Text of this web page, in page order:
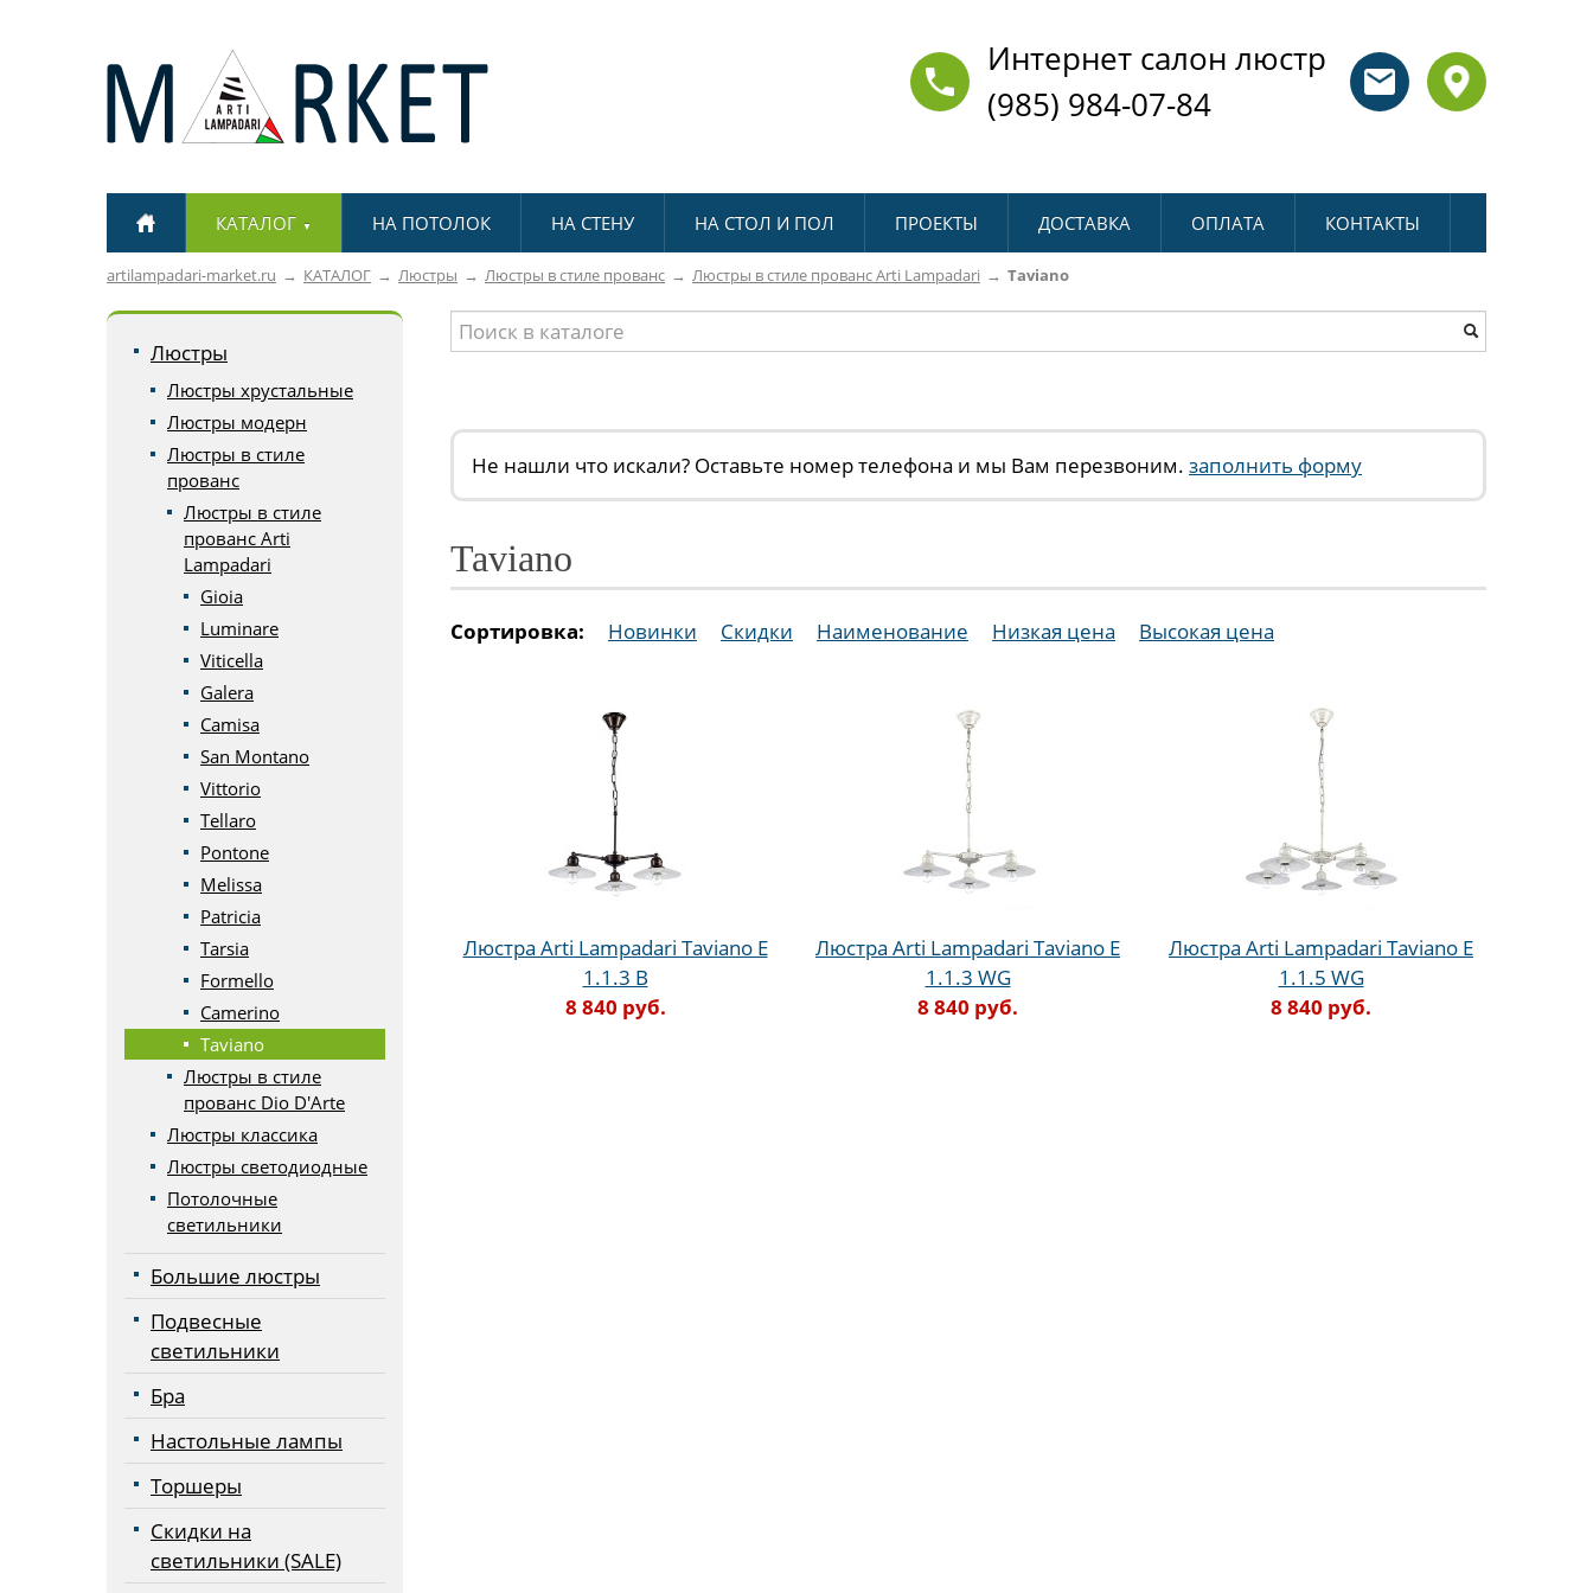
Интернет салон люстр
(985) 984-07-84
КАТАЛОГ ▼ НА ПОТОЛОК НА СТЕНУ НА СТОЛ И ПОЛ ПРОЕКТЫ ДОСТАВКА ОПЛАТА КОНТАКТЫ
artilampadari-market.ru КАТАЛОГ Люстры Люстры в стиле прованс Люстры в стиле прованс Arti Lampadari Taviano
Люстры
Люстры хрустальные
Люстры модерн
Люстры в стиле
прованс
Люстры в стиле
прованс Arti
Lampadari
Gioia
Luminare
Viticella
Galera
Camisa
San Montano
Vittorio
Tellaro
Pontone
Melissa
Patricia
Tarsia
Formello
Camerino
Taviano
Люстры в стиле
прованс Dio D'Arte
Люстры классика
Люстры светодиодные
Потолочные
светильники
Большие люстры
Подвесные
светильники
Бра
Настольные лампы
Торшеры
Скидки на
светильники (SALE)
Не нашли что искали? Оставьте номер телефона и мы Вам перезвоним. заполнить форму
Taviano
Сортировка: Новинки Скидки Наименование Низкая цена Высокая цена
Люстра Arti Lampadari Taviano E
1.1.3 B
8 840 руб.
Люстра Arti Lampadari Taviano E
1.1.3 WG
8 840 руб.
Люстра Arti Lampadari Taviano E
1.1.5 WG
8 840 руб.